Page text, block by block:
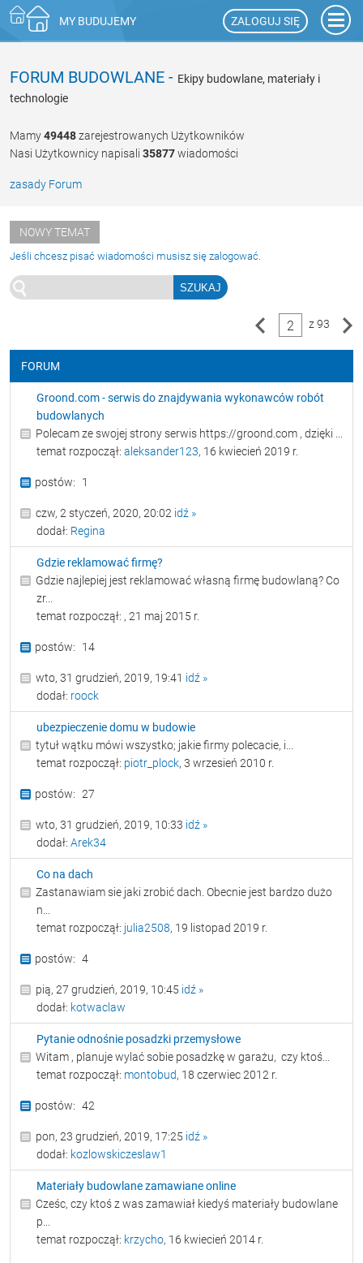
MY BUDUJEMY ZALOGUJ SIĘ
FORUM BUDOWLANE - Ekipy budowlane, materiały i
technologie
Mamy49448zarejestrowanych Użytkowników
Nasi Użytkownicy napisali 35877wiadomości
zasady Forum
NOWY TEMAT
Jeśli chcesz pisać wiadomości musisz się zalogować.
2 z 93
FORUM
Groond.com - serwis do znajdywania wykonawców robót
budowlanych
Polecam ze swojej strony serwis https://groond.com , dzięki ...
temat rozpoczął: aleksander123, 16 kwiecień 2019 r.
1
czw, 2 styczeń, 2020, 20:02 idź »
dodał: Regina
Gdzie reklamować firmę?
Gdzie najlepiej jest reklamować własną firmę budowlaną? Co
zr...
temat rozpoczął: , 21 maj 2015 r.
14
wto, 31 grudzień, 2019, 19:41 idź »
dodał: roock
ubezpieczenie domu w budowie
tytuł wątku mówi wszystko; jakie firmy polecacie, i...
temat rozpoczął: piotr_plock, 3 wrzesień 2010 r.
27
wto, 31 grudzień, 2019, 10:33 idź »
dodał: Arek34
Co na dach
Zastanawiam sie jaki zrobić dach. Obecnie jest bardzo dużo
n...
temat rozpoczął: julia2508, 19 listopad 2019 r.
4
pią, 27 grudzień, 2019, 10:45 idź »
dodał: kotwaclaw
Pytanie odnośnie posadzki przemysłowe
Witam , planuje wylać sobie posadzkę w garażu, czy ktoś...
temat rozpoczął: montobud, 18 czerwiec 2012 r.
42
pon, 23 grudzień, 2019, 17:25 idź »
dodał: kozlowskiczeslaw1
Materiały budowlane zamawiane online
Cześc, czy ktoś z was zamawiał kiedyś materiały budowlane
p...
temat rozpoczął: krzycho, 16 kwiecień 2014 r.